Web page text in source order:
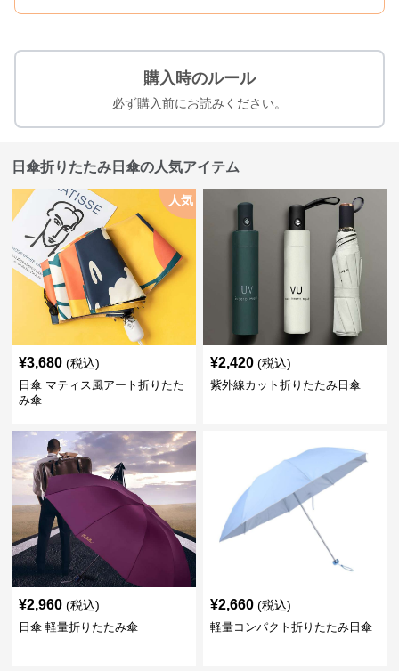
購入時のルール
必ず購入前にお読みください。
日傘折りたたみ日傘の人気アイテム
人気
¥3,680 (税込)
日傘 マティス風アート折りたた
み傘
¥2,420 (税込)
紫外線カット折りたたみ日傘
¥2,960 (税込)
日傘 軽量折りたたみ傘
¥2,660 (税込)
軽量コンパクト折りたたみ日傘